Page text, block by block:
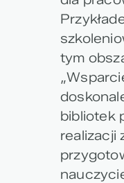
tym
bibliotek
realizacji